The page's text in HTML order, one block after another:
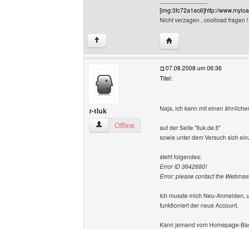
[img:3fc72a1ec6]http://
Nicht verzagen , coolload fragen !
↑ Website dieses Benutzers
r-tluk
r-tluk Benutzer-Profile anzeigen
Offline
07.08.2008 um 06:36
Titel:
Naja, ich kann mit einen
auf der Seite "tluk.de.tl"
sowie unter dem Versuch sich
steht folgendes:
Error ID 3642680!
Error: please contact the
Ich musste mich Neu-Anmelden,
funktioniert der neue Account.
Kann jemand vom Homepage-